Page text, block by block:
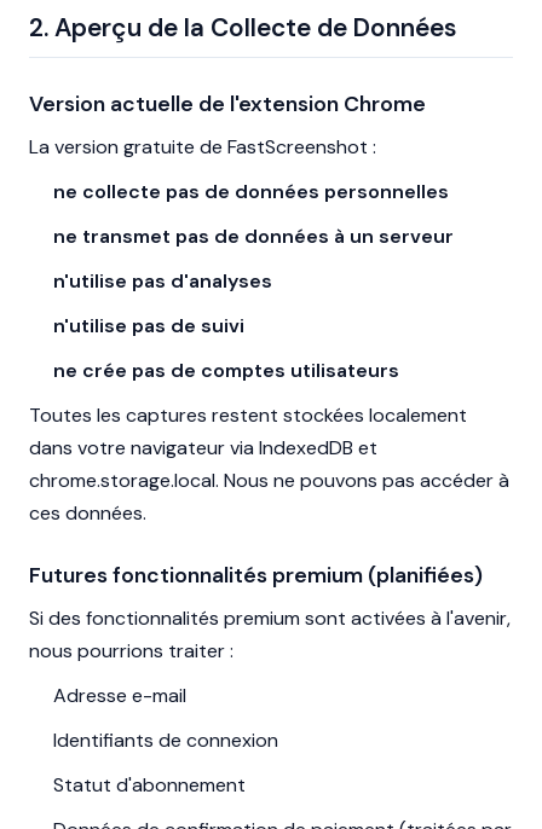
2. Aperçu de la Collecte de Données
Version actuelle de l'extension Chrome
La version gratuite de FastScreenshot :
ne collecte pas de données personnelles
ne transmet pas de données à un serveur
n'utilise pas d'analyses
n'utilise pas de suivi
ne crée pas de comptes utilisateurs
Toutes les captures restent stockées localement
dans votre navigateur via IndexedDB et
chrome.storage.local. Nous ne pouvons pas accéder à
ces données.
Futures fonctionnalités premium (planifiées)
Si des fonctionnalités premium sont activées à l'avenir,
nous pourrions traiter :
Adresse e-mail
Identifiants de connexion
Statut d'abonnement